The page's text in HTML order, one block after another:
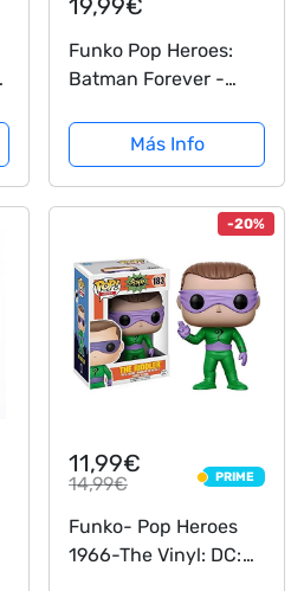
Funko Pop Heroes:
Batman Forever -
Más Info
-20%
11,99€
14,99€ PRIME
PRIME
Funko- Pop Heroes
1966-The Vinyl: DC: